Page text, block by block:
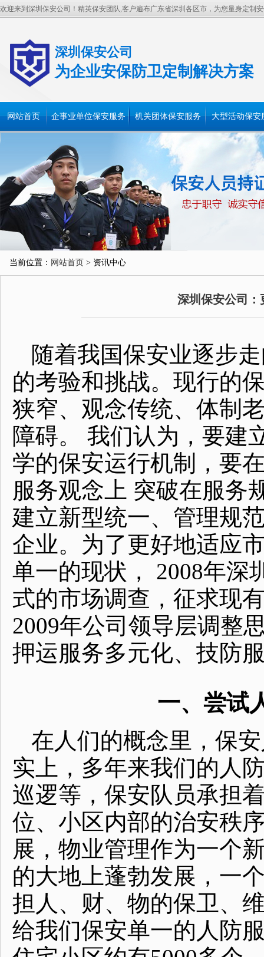
欢迎来到深圳保安公司！精英保安团队,客户遍布广东省深圳各区市，为您量身定制
深圳保安公司
为企业安保防卫定制解决方案
网站首页 企事业单位保安服务 机关团体保安服务 大型活动保安
当前位置： 网站首页 > 资讯中心
深圳保安公司：
随着我国保安业逐步
的考验和挑战。现行的
狭窄、观念传统、体制
障碍。 我们认为，要建
学的保安运行机制，要
服务观念上 突破在服务
建立新型统一、管理规
企业。为了更好地适应
单一的现状， 2008年深
式的市场调查，征求现
2009年公司领导层调整
押运服务多元化、技防
一、尝试
在人们的概念里，保
实上，多年来我们的人
巡逻等，保安队员承担
位、小区内部的治安秩
展，物业管理作为一个
的大地上蓬勃发展，一
担人、财、物的保卫、
给我们保安单一的人防